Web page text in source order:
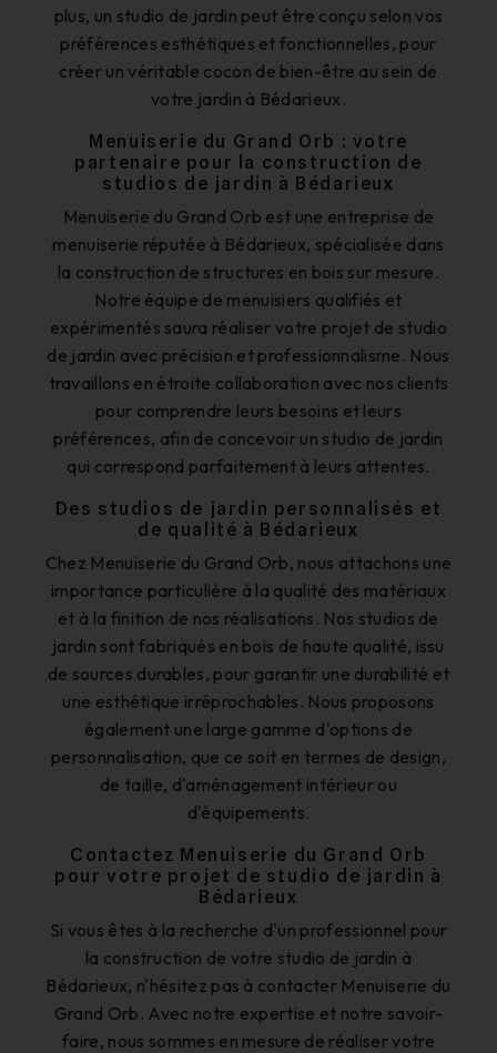
plus, un studio de jardin peut être conçu selon vos
préférences esthétiques et fonctionnelles, pour
créer un véritable cocon de bien-être au sein de
votre jardin à Bédarieux.
Menuiserie du Grand Orb : votre
partenaire pour la construction de
studios de jardin à Bédarieux
Menuiserie du Grand Orb est une entreprise de
menuiserie réputée à Bédarieux, spécialisée dans
la construction de structures en bois sur mesure.
Notre équipe de menuisiers qualifiés et
expérimentés saura réaliser votre projet de studio
de jardin avec précision et professionnalisme. Nous
travaillons en étroite collaboration avec nos clients
pour comprendre leurs besoins et leurs
préférences, afin de concevoir un studio de jardin
qui correspond parfaitement à leurs attentes.
Des studios de jardin personnalisés et
de qualité à Bédarieux
Chez Menuiserie du Grand Orb, nous attachons une
importance particulière à la qualité des matériaux
et à la finition de nos réalisations. Nos studios de
jardin sont fabriqués en bois de haute qualité, issu
de sources durables, pour garantir une durabilité et
une esthétique irréprochables. Nous proposons
également une large gamme d'options de
personnalisation, que ce soit en termes de design,
de taille, d'aménagement intérieur ou
d'équipements.
Contactez Menuiserie du Grand Orb
pour votre projet de studio de jardin à
Bédarieux
Si vous êtes à la recherche d'un professionnel pour
la construction de votre studio de jardin à
Bédarieux, n'hésitez pas à contacter Menuiserie du
Grand Orb. Avec notre expertise et notre savoir-
faire, nous sommes en mesure de réaliser votre